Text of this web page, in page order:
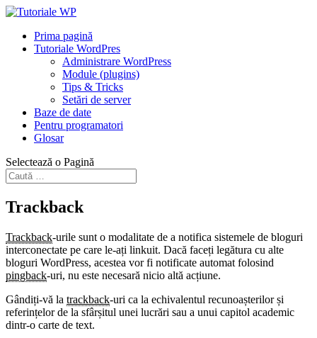
Prima pagină
Tutoriale WordPres
Administrare WordPress
Module (plugins)
Tips & Tricks
Setări de server
Baze de date
Pentru programatori
Glosar
Selectează o Pagină
Trackback
Trackback-urile sunt o modalitate de a notifica sistemele de bloguri
interconectate pe care le-ați linkuit. Dacă faceți legătura cu alte
bloguri WordPress, acestea vor fi notificate automat folosind
pingback-uri, nu este necesară nicio altă acțiune.
Gândiți-vă la trackback-uri ca la echivalentul recunoașterilor și
referințelor de la sfârșitul unei lucrări sau a unui capitol academic
dintr-o carte de text.